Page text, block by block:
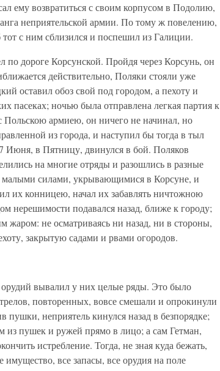
ему возвратиться с своим корпусом в Подолию,
неприятельской армии. По тому ж повелению,
с ним сблизился и поспешил из Галиции.
дороге Корсунской. Пройдя через Корсунь, он
действительно, Поляки стояли уже
оставил обоз свой под городом, а пехоту и
пасеках; ночью была отправлена легкая партия к
Польскою армиею, он ничего не начинал, но
из города, и наступил бы тогда в тыл
Июня, в Пятницу, двинулся в бой. Поляков
на многие отряды и разошлись в разные
малыми силами, укрывающимися в Корсуне, и
их конницею, начал их забавлять ничтожною
нерешимости подавался назад, ближе к городу;
жаром: не осматриваясь ни назад, ни в стороны,
закрытую садами и рвами огородов.
вывалил у них целые ряды. Это было
повторенных, вовсе смешали и опрокинули
пушки, неприятель кинулся назад в безпорядке;
из пушек и ружей прямо в лицо; а сам Гетман,
истребление. Тогда, не зная куда бежать,
все запасы, все орудия на поле